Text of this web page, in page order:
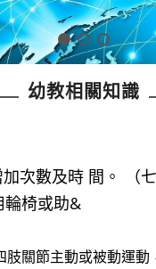
幼教相關知識
次數及時 間。 （
輪椅或助&
肢關節主動或被動運